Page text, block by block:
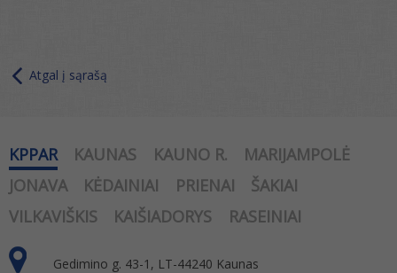
Atgal į sąrašą
KPPAR KAUNAS KAUNO R.
MARIJAMPOLĖ
JONAVA
KĖDAINIAI PRIENAI
ŠAKIAI
VILKAVIŠKIS
KAIŠIADORYS RASEINIAI
Gedimino g. 43-1, LT-44240 Kaunas